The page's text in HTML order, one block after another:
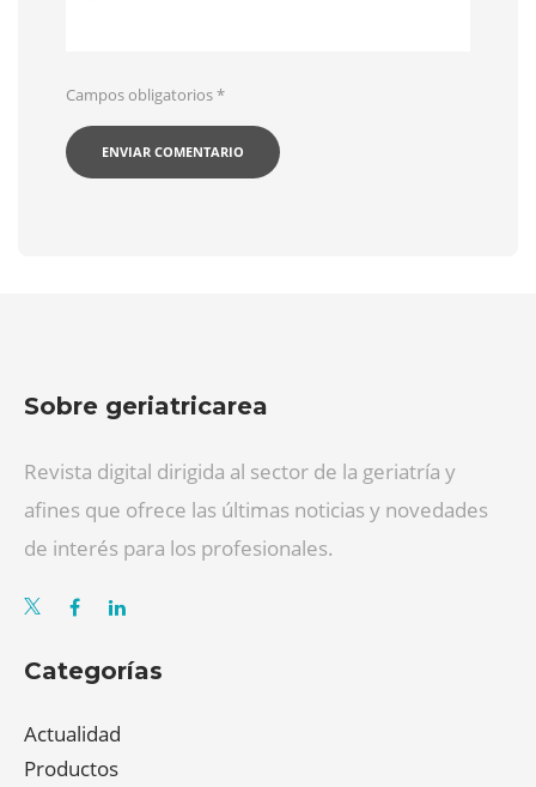
Campos obligatorios*
Sobre geriatricarea
Revista digital dirigida al sector de la geriatría y
afines que ofrece las últimas noticias y novedades
de interés para los profesionales.
Categorías
Actualidad
Productos